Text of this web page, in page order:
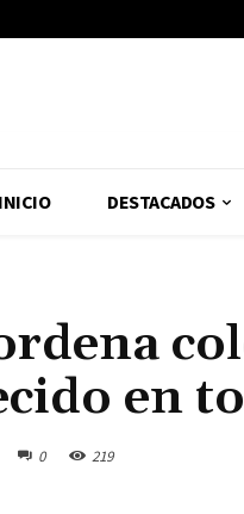
INICIO DESTACADOS
en
0 219